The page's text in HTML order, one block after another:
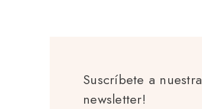
Suscríbete a nuestra
newsletter!